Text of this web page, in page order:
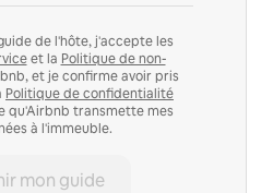
de l'hôte, j'accepte les
et la Politique de non-
et je confirme avoir pris
Politique de confidentialité
qu'Airbnb transmette mes
à l'immeuble.
mon guide